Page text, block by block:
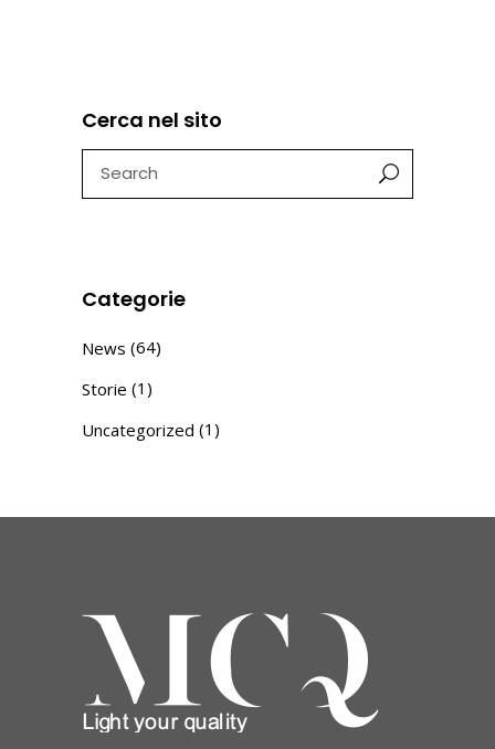
Cerca nel sito
Categorie
News (64)
Storie (1)
Uncategorized (1)